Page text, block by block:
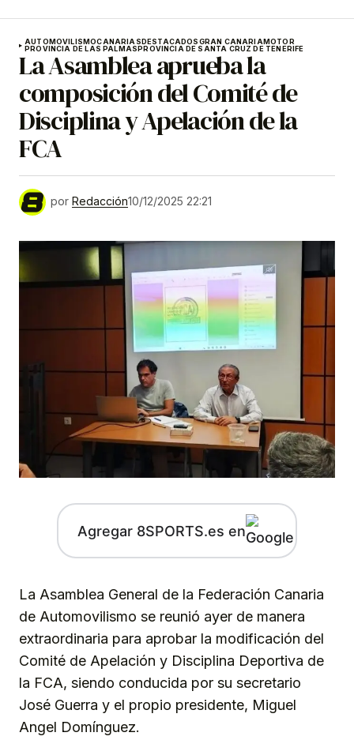
AUTOMOVILISMOCANARIAS DESTACADOSGRAN CANARIAMOTOR
PROVINCIA DE LAS PALMAS PROVINCIA DE SANTA CRUZ DE TENERIFE
La Asamblea aprueba la
composición del Comité de
Disciplina y Apelación de la
FCA
por Redacción10/12/2025 22:21
Agregar 8SPORTS.es en
La Asamblea General de la Federación Canaria
de Automovilismo se reunió ayer de manera
extraordinaria para aprobar la modificación del
Comité de Apelación y Disciplina Deportiva de
la FCA, siendo conducida por su secretario
José Guerra y el propio presidente, Miguel
Angel Domínguez.